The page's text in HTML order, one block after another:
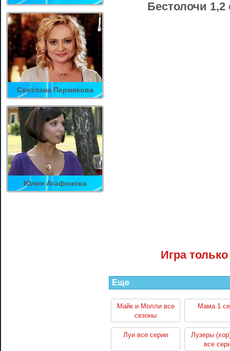
Светлана Пермякова
Юлия Агафонова
Бестолочи
Игра
Еще
Майк и Молли все
сезоны
Мама 1
Луи все серии
Лузеры
все